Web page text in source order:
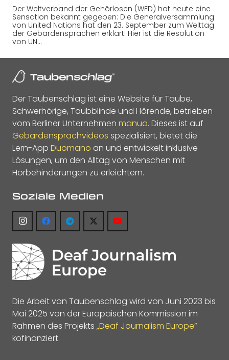
Der Weltverband der Gehörlosen (WFD) hat heute eine
Sensation bekannt gegeben: Die Generalversammlung
von United Nations hat den 23. September zum Welttag
der Gebärdensprachen erklärt! Hier ist die Resolution
von UN…
Der Taubenschlag ist eine Website für Taube,
Schwerhörige, Taubblinde und Hörende, betrieben
vom Berliner Unternehmen manua. Dieses ist auf
Gebärdensprachvideos spezialisiert, bietet die
Lern-App Duomano an und entwickelt inklusive
Lösungen, um den Alltag von Menschen mit
Hörbehinderungen zu erleichtern.
Soziale Medien
Die Arbeit von Taubenschlag wird von Juni 2023 bis
Mai 2025 von der Europäischen Kommission im
Rahmen des Projekts „Deaf Journalism Europe“
kofinanziert.